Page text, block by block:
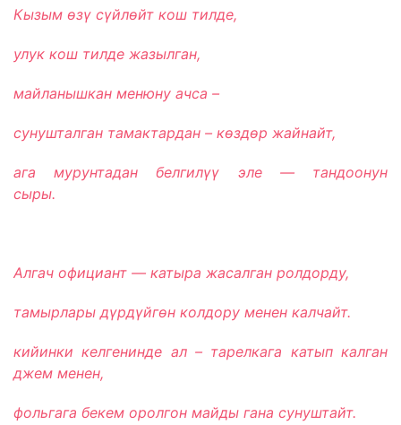
Кызым өзү сүйлөйт кош тилде,
улук кош тилде жазылган,
майланышкан менюну ачса –
сунушталган тамактардан – көздөр жайнайт,
ага мурунтадан белгилүү эле — тандоонун
сыры.
Алгач официант — катыра жасалган ролдорду,
тамырлары дүрдүйгөн колдору менен калчайт.
кийинки келгенинде ал – тарелкага катып калган
джем менен,
фольгага бекем оролгон майды гана сунуштайт.